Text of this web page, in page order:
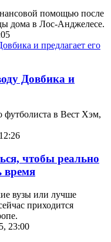
помощью после
дома в Лос-Анджелесе.
Довбика и
футболиста в Вест Хэм,
чтобы реально
время
вузы или лучше
приходится
23:00